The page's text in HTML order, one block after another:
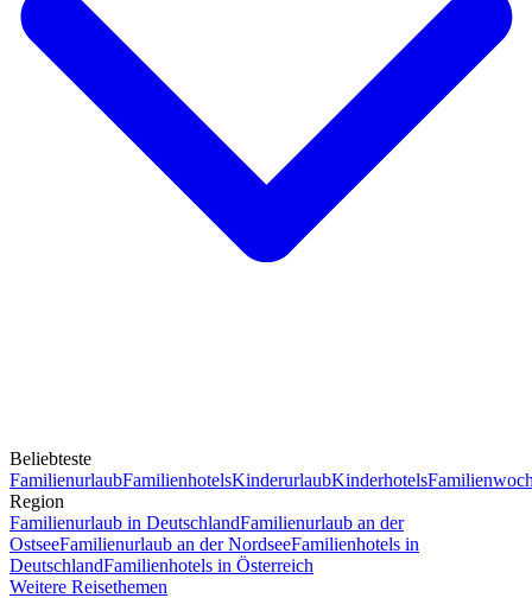
Beliebteste
FamilienurlaubFamilienhotelsKinderurlaubKinderhotels
Region
Familienurlaub in DeutschlandFamilienurlaub an der
OstseeFamilienurlaub an der NordseeFamilienhotels in
DeutschlandFamilienhotels in Österreich
Weitere Reisethemen